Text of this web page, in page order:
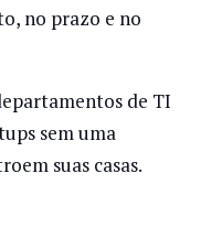
no prazo e no
de TI
sem uma
suas casas.